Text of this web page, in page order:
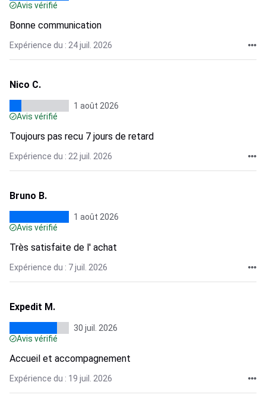
Avis vérifié
Bonne communication
Expérience du : 24 juil. 2026
Nico C.
1 août 2026
Avis vérifié
Toujours pas recu 7 jours de retard
Expérience du : 22 juil. 2026
Bruno B.
1 août 2026
Avis vérifié
Très satisfaite de l' achat
Expérience du : 7 juil. 2026
Expedit M.
30 juil. 2026
Avis vérifié
Accueil et accompagnement
Expérience du : 19 juil. 2026